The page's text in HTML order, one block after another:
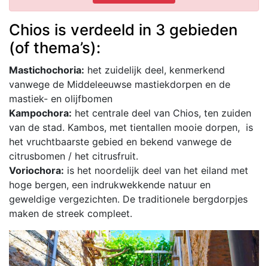
Chios is verdeeld in 3 gebieden
(of thema’s):
Mastichochoria: het zuidelijk deel, kenmerkend
vanwege de Middeleeuwse mastiekdorpen en de
mastiek- en olijfbomen
Kampochora: het centrale deel van Chios, ten zuiden
van de stad. Kambos, met tientallen mooie dorpen, is
het vruchtbaarste gebied en bekend vanwege de
citrusbomen / het citrusfruit.
Voriochora: is het noordelijk deel van het eiland met
hoge bergen, een indrukwekkende natuur en
geweldige vergezichten. De traditionele bergdorpjes
maken de streek compleet.